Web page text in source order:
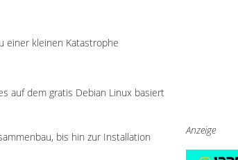
einer kleinen Katastrophe
auf dem gratis Debian Linux basiert
bis hin zur Installation
Anzeige